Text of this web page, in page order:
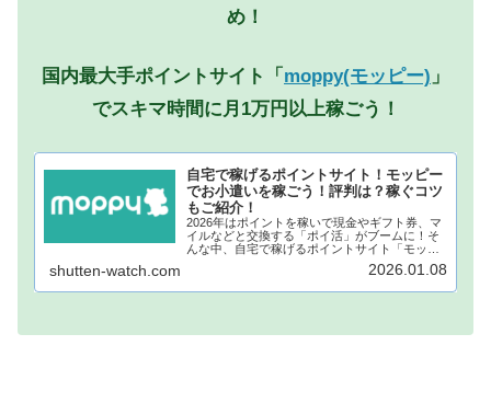
め！
国内最大手ポイントサイト「 moppy(モッピー) 」
でスキマ時間に月1万円以上稼ごう！
自宅で稼げるポイントサイト！モッピー
でお小遣いを稼ごう！評判は？稼ぐコツ
もご紹介！
2026年はポイントを稼いで現金やギフト券、マ
イルなどと交換する「ポイ活」がブームに！そ
んな中、自宅で稼げるポイントサイト「モッピ
ー」が注目されています！モッピーに登録し、
自宅でポイントを稼げば、あなたも月1万円稼ぐ
shutten-watch.com 2026.01.08